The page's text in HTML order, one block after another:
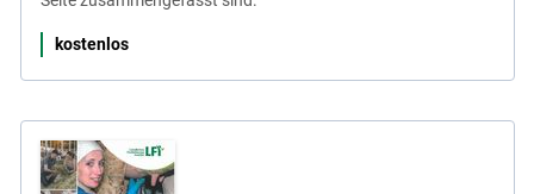
kostenlos